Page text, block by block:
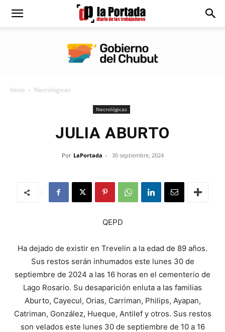
Diario
Inicio Necrológicas
Necrológicas
JULIA ABURTO
Por LaPortada - 30 septiembre, 2024
QEPD
Ha dejado de existir en Trevelin a la edad de 89 años.
Sus restos serán inhumados este lunes 30 de
septiembre de 2024 a las 16 horas en el cementerio de
Lago Rosario. Su desaparición enluta a las familias
Aburto, Cayecul, Orias, Carriman, Philips, Ayapan,
Catriman, González, Hueque, Antilef y otros. Sus restos
son velados este lunes 30 de septiembre de 10 a 16